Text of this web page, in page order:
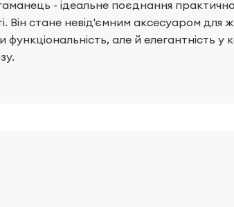
- ідеальне поєднання
Він стане невід'ємним аксесуаром для
функціональність, але й елегантність у